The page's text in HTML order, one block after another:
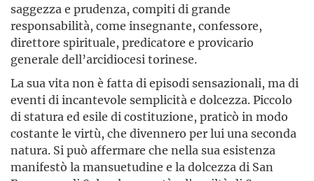
saggezza e prudenza, compiti di grande
responsabilità, come insegnante, confessore,
direttore spirituale, predicatore e provicario
generale dell’arcidiocesi torinese.
La sua vita non è fatta di episodi sensazionali, ma di
eventi di incantevole semplicità e dolcezza. Piccolo
di statura ed esile di costituzione, praticò in modo
costante le virtù, che divennero per lui una seconda
natura. Si può affermare che nella sua esistenza
manifestò la mansuetudine e la dolcezza di San